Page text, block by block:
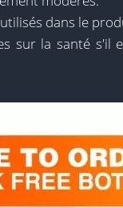
dans le
sur la santé s'il